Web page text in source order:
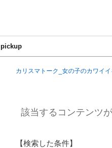
pickup
カリスマトーク_女の子のカワイ
該当するコンテンツ
【検索した条件】